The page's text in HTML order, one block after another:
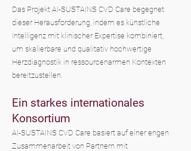
Das Projekt AI-SUSTAINS CVD Care begegnet
dieser Herausforderung, indem es künstliche
Intelligenz mit klinischer Expertise kombiniert,
um skalierbare und qualitativ hochwertige
Herzdiagnostik in ressourcenarmen Kontexten
bereitzustellen.
Ein starkes internationales
Konsortium
AI-SUSTAINS CVD Care basiert auf einer engen
Zusammenarbeit von Partnern mit